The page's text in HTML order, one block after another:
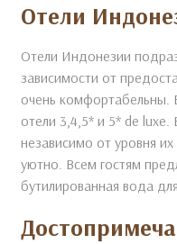
Отели
Отели Индонезии
зависимости от
очень комфортабельны.
отели 3,4,5* и 5* de luxe.
независимо от уровня
уютно. Всем гостям
бутилированная вода